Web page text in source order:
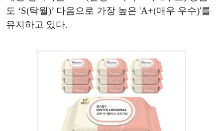
도 ‘S(탁월)’ 다음으로 가장 높은 'A+(매우 우수)'를
유지하고 있다.